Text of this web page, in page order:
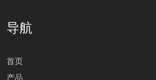
导航
首页
产品